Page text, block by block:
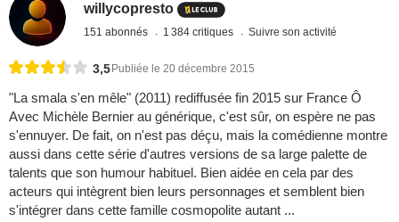
willycopresto
151 abonnés 1 384 critiques Suivre son activité
3,5Publiée le 20 décembre 2015
"La smala s'en mêle" (2011) rediffusée fin 2015 sur France Ô
Avec Michèle Bernier au générique, c'est sûr, on espère ne pas
s'ennuyer. De fait, on n'est pas déçu, mais la comédienne montre
aussi dans cette série d'autres versions de sa large palette de
talents que son humour habituel. Bien aidée en cela par des
acteurs qui intègrent bien leurs personnages et semblent bien
s'intégrer dans cette famille cosmopolite autant ...